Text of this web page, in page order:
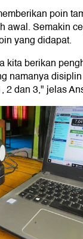
poin
awal. Semakin
yang didapat.
kita berikan
namanya
2 dan 3," jelas